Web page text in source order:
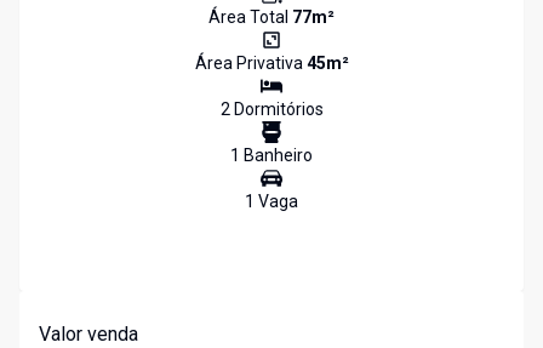
Área Total 77m²
Área Privativa45m²
2Dormitórios
1 Banheiro
1 Vaga
Valor venda